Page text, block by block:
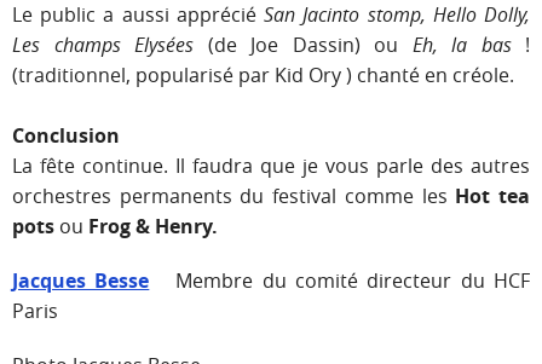
Le public a aussi appréciéSan Jacinto stomp, Hello Dolly,
Les champs Elysées (de Joe Dassin) ou Eh, la bas !
(traditionnel, popularisé par Kid Ory ) chanté en créole.
Conclusion
La fête continue. Il faudra que je vous parle des autres
orchestres permanents du festival comme les Hot tea
pots ou Frog & Henry.
Jacques Besse Membre du comité directeur du HCF
Paris